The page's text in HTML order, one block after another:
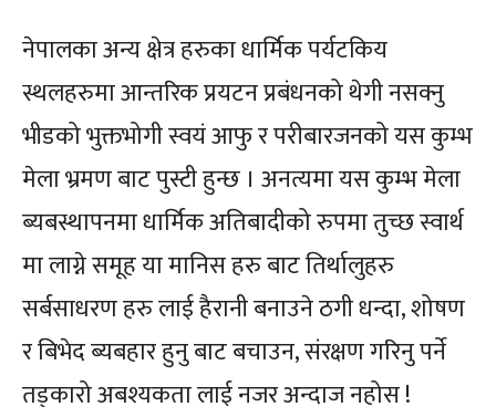
नेपालका अन्य क्षेत्र हरुका धार्मिक पर्यटकिय
स्थलहरुमा आन्तरिक प्रयटन प्रबंधनको थेगी नसक्नु
भीडको भुक्तभोगी स्वयं आफु र परीबारजनको यस कुम्भ
मेला भ्रमण बाट पुस्टी हुन्छ । अनत्यमा यस कुम्भ मेला
ब्यबस्थापनमा धार्मिक अतिबादीको रुपमा तुच्छ स्वार्थ
मा लाग्ने समूह या मानिस हरु बाट तिर्थालुहरु
सर्बसाधरण हरु लाई हैरानी बनाउने ठगी धन्दा, शोषण
र बिभेद ब्यबहार हुनु बाट बचाउन, संरक्षण गरिनु पर्ने
तड्कारो अबश्यकता लाई नजर अन्दाज नहोस !